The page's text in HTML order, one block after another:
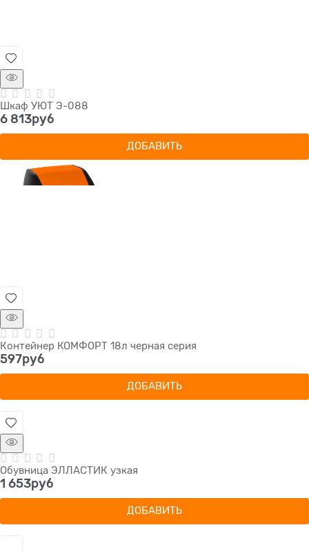
Шкаф УЮТ Э-088
6 813руб
ДОБАВИТЬ
Контейнер КОМФОРТ 18л черная серия
597руб
ДОБАВИТЬ
Обувница ЭЛЛАСТИК узкая
1 653руб
ДОБАВИТЬ